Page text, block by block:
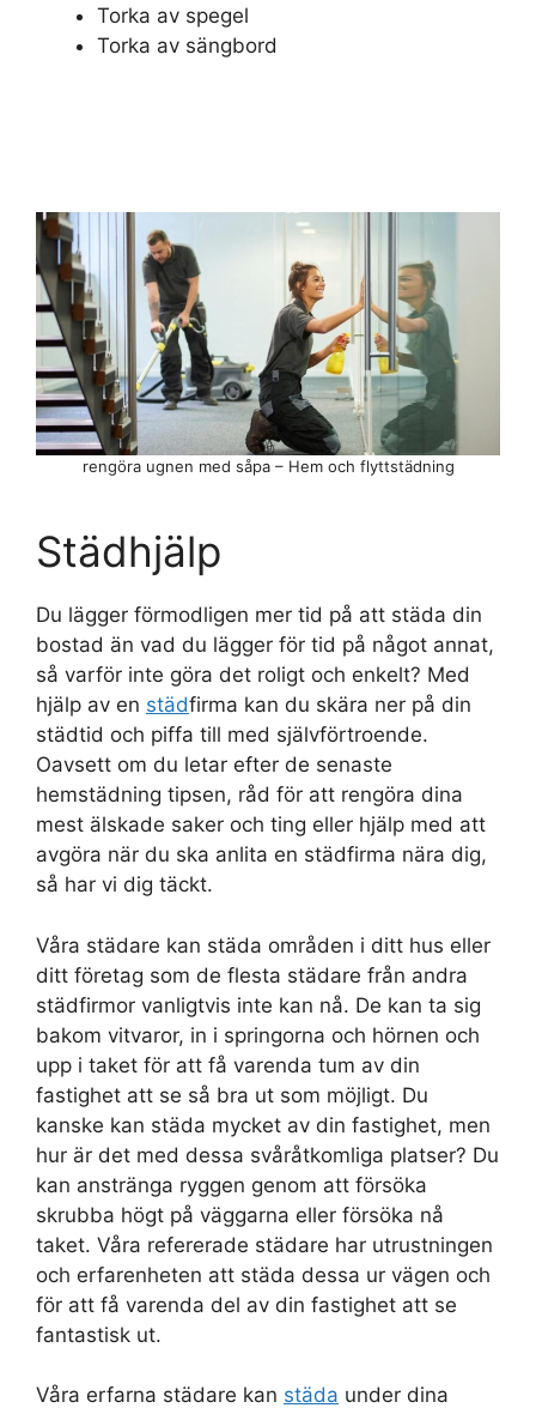
Torka av spegel
Torka av sängbord
Städhjälp
Du lägger förmodligen mer tid på att städa din
bostad än vad du lägger för tid på något annat,
så varför inte göra det roligt och enkelt? Med
hjälp av en städfirma kan du skära ner på din
städtid och piffa till med självförtroende.
Oavsett om du letar efter de senaste
hemstädning tipsen, råd för att rengöra dina
mest älskade saker och ting eller hjälp med att
avgöra när du ska anlita en städfirma nära dig,
så har vi dig täckt.
Våra städare kan städa områden i ditt hus eller
ditt företag som de flesta städare från andra
städfirmor vanligtvis inte kan nå. De kan ta sig
bakom vitvaror, in i springorna och hörnen och
upp i taket för att få varenda tum av din
fastighet att se så bra ut som möjligt. Du
kanske kan städa mycket av din fastighet, men
hur är det med dessa svåråtkomliga platser? Du
kan anstränga ryggen genom att försöka
skrubba högt på väggarna eller försöka nå
taket. Våra refererade städare har utrustningen
och erfarenheten att städa dessa ur vägen och
för att få varenda del av din fastighet att se
fantastisk ut.
Våra erfarna städare kan städa under dina
rengöra ugnen med såpa – Hem och flyttstädning